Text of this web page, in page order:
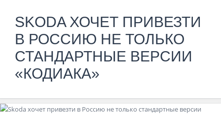
SKODA ХОЧЕТ ПРИВЕЗТИ
В РОССИЮ НЕ ТОЛЬКО
СТАНДАРТНЫЕ ВЕРСИИ
«КОДИАКА»